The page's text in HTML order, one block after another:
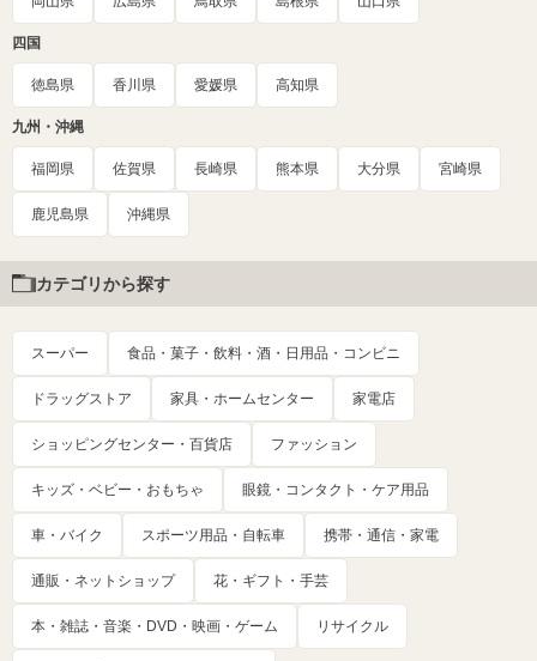
四国
徳島県 香川県 愛媛県 高知県
九州・沖縄
福岡県 佐賀県 長崎県 熊本県 大分県 宮崎県
鹿児島県 沖縄県
カテゴリから探す
スーパー 食品・菓子・飲料・酒・日用品・コンビニ
ドラッグストア 家具・ホームセンター 家電店
ショッピングセンター・百貨店 ファッション
キッズ・ベビー・おもちゃ 眼鏡・コンタクト・ケア用品
車・バイク スポーツ用品・自転車 携帯・通信・家電
通販・ネットショップ 花・ギフト・手芸
本・雑誌・音楽・DVD・映画・ゲーム リサイクル